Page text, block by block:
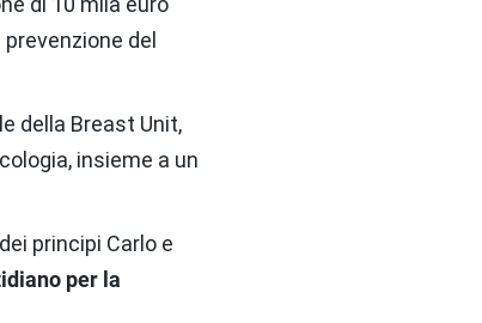
del
della Breast Unit,
insieme a un
principi Carlo e
per la